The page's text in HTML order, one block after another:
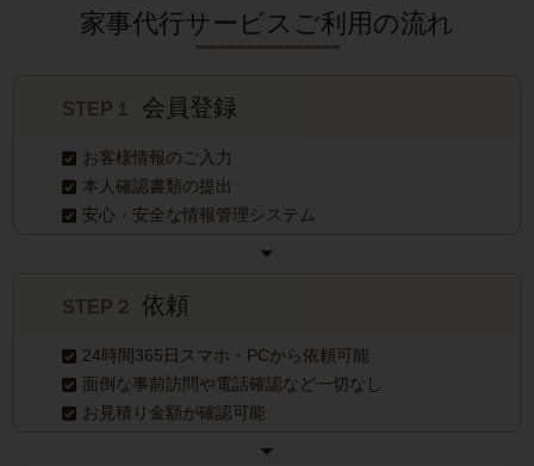
家事代行サービスご利用の流れ
STEP１ 会員登録
お客様情報のご入力
本人確認書類の提出
安心・安全な情報管理システム
STEP２依頼
24時間365日スマホ・PCから依頼可能
面倒な事前訪問や電話確認など一切なし
お見積り金額が確認可能